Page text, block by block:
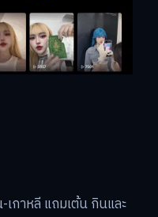
กาหลี แถมเต้น กินและ